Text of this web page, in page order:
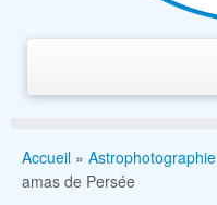
Accueil » Astrophotographie
amas de Persée